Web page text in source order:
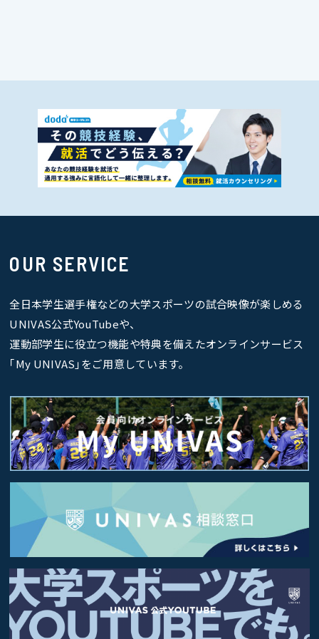
OUR SERVICE
全日本学生選手権などの大学スポーツの試合映像が楽しめる
UNIVAS公式YouTubeや、
運動部学生に役立つ機能や特典を備えたオンラインサービス
｢My UNIVAS｣をご用意しています。